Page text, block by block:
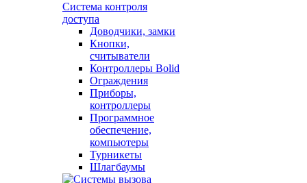
Система контроля
доступа
Доводчики, замки
Кнопки,
считыватели
Контроллеры Bolid
Ограждения
Приборы,
контроллеры
Программное
обеспечение,
компьютеры
Турникеты
Шлагбаумы